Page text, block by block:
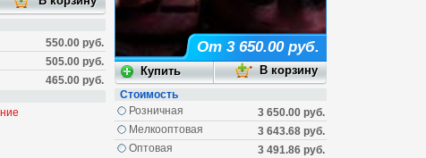
550.00 руб.
505.00 руб.
465.00 руб.
От 3 650.00 руб.
Стоимость
3 650.00 руб.
Розничная
3 643.68 руб.
Мелкооптовая
3 491.86 руб.
Оптовая